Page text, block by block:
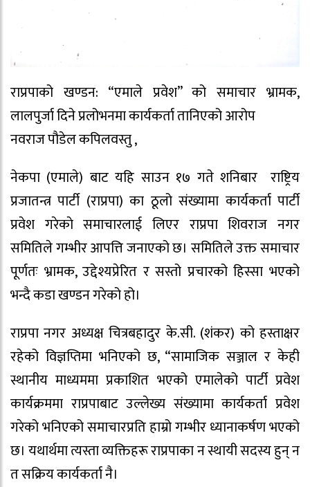
राप्रपाको खण्डन: “एमाले प्रवेश” को समाचार भ्रामक,
लालपुर्जा दिने प्रलोभनमा कार्यकर्ता तानिएको आरोप
नवराज पौडेल कपिलवस्तु ,
नेकपा (एमाले) बाट यहि साउन १७ गते शनिबार राष्ट्रिय
प्रजातन्त्र पार्टी (राप्रपा) का ठूलो संख्यामा कार्यकर्ता पार्टी
प्रवेश गरेकाे समाचारलाई लिएर राप्रपा शिवराज नगर
समितिले गम्भीर आपत्ति जनाएको छ। समितिले उक्त समाचार
पूर्णतः भ्रामक, उद्देश्यप्रेरित र सस्तो प्रचारको हिस्सा भएको
भन्दै कडा खण्डन गरेको हो।
राप्रपा नगर अध्यक्ष चित्रबहादुर के.सी. (शंकर) को हस्ताक्षर
रहेको विज्ञप्तिमा भनिएको छ, “सामाजिक सञ्जाल र केही
स्थानीय माध्यममा प्रकाशित भएको एमालेको पार्टी प्रवेश
कार्यक्रममा राप्रपाबाट उल्लेख्य संख्यामा कार्यकर्ता प्रवेश
गरेको भनिएको समाचारप्रति हाम्रो गम्भीर ध्यानाकर्षण भएको
छ। यथार्थमा त्यस्ता व्यक्तिहरू राप्रपाका न स्थायी सदस्य हुन् न
त सक्रिय कार्यकर्ता नै।